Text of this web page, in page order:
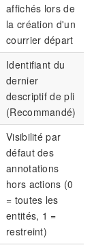
affichés lors de
la création d'un
courrier départ
Identifiant du
dernier
descriptif de pli
(Recommandé)
Visibilité par
défaut des
annotations
hors actions (0
= toutes les
entités, 1 =
restreint)